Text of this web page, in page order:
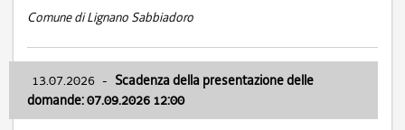
Comune di Lignano Sabbiadoro
13.07.2026 - Scadenza della presentazione delle
domande: 07.09.2026 12:00